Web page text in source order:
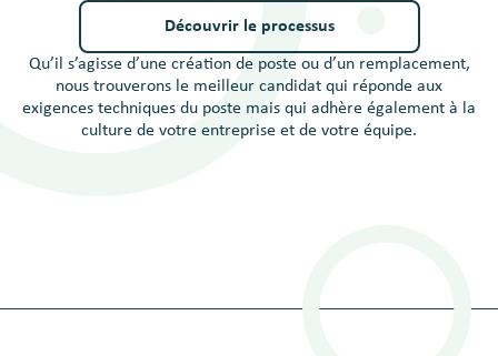
Découvrir le processus
Qu’il s’agisse d’une création de poste ou d’un remplacement,
nous trouverons le meilleur candidat qui réponde aux
exigences techniques du poste mais qui adhère également à la
culture de votre entreprise et de votre équipe.